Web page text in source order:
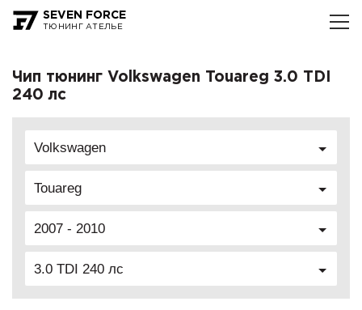
SEVEN FORCE
ТЮНИНГ АТЕЛЬЕ
Чип тюнинг Volkswagen Touareg 3.0 TDI
240 лс
Volkswagen
Touareg
2007 - 2010
3.0 TDI 240 лс